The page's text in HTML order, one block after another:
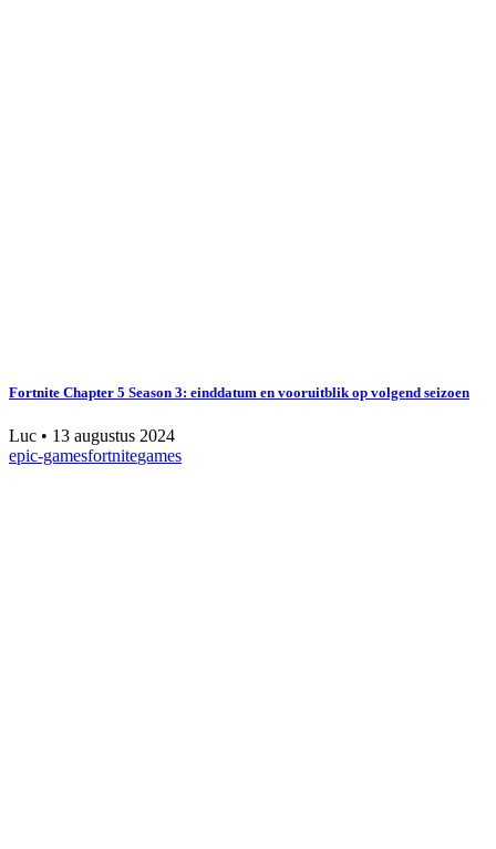
Fortnite Chapter 5 Season 3: einddatum en vooruitblik op volgend seizoen
Luc • 13 augustus 2024
epic-gamesfortnitegames